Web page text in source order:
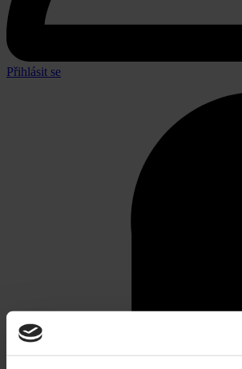
Přihlásit se